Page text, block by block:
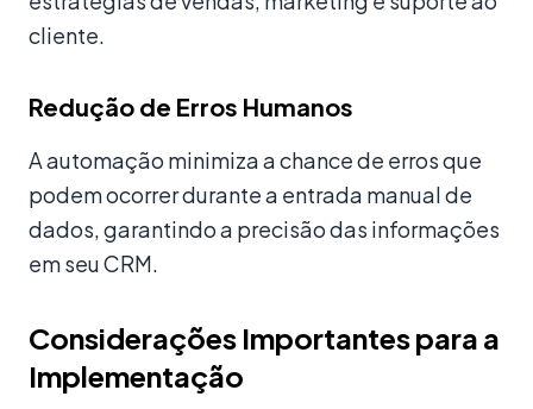
cliente.
Redução de Erros Humanos
A automação minimiza a chance de erros que
podem ocorrer durante a entrada manual de
dados, garantindo a precisão das informações
em seu CRM.
Considerações Importantes para a
Implementação